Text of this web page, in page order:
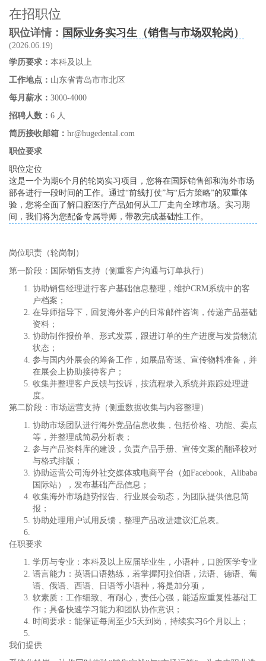
在招职位
职位详情： 国际业务实习生（销售与市场双轮岗）
(2026.06.19)
学历要求： 本科及以上
工作地点： 山东省青岛市市北区
每月薪水： 3000-4000
招聘人数： 6 人
简历接收邮箱： hr@hugedental.com
职位要求
职位定位
这是一个为期6个月的轮岗实习项目，您将在国际销售部和海外市场
部各进行一段时间的工作。通过“前线打仗”与“后方策略”的双重体
验，您将全面了解口腔医疗产品如何从工厂走向全球市场。实习期
间，我们将为您配备专属导师，带教完成基础性工作。
岗位职责（轮岗制）
第一阶段：国际销售支持（侧重客户沟通与订单执行）
协助销售经理进行客户基础信息整理，维护CRM系统中的客
户档案；
在导师指导下，回复海外客户的日常邮件咨询，传递产品基础
资料；
协助制作报价单、形式发票，跟进订单的生产进度与发货物流
状态；
参与国内外展会的筹备工作，如展品寄送、宣传物料准备，并
在展会上协助接待客户；
收集并整理客户反馈与投诉，按流程录入系统并跟踪处理进
度。
第二阶段：市场运营支持（侧重数据收集与内容整理）
协助市场团队进行海外竞品信息收集，包括价格、功能、卖点
等，并整理成简易分析表；
参与产品资料库的建设，负责产品手册、宣传文案的翻译校对
与格式排版；
协助运营公司海外社交媒体或电商平台（如Facebook、Alibaba
国际站），发布基础产品信息；
收集海外市场趋势报告、行业展会动态，为团队提供信息简
报；
协助处理用户试用反馈，整理产品改进建议汇总表。
任职要求
学历与专业：本科及以上应届毕业生，小语种，口腔医学专业
语言能力：英语口语熟练，若掌握阿拉伯语，法语、德语、葡
语、俄语、西语、日语等小语种，将是加分项，
软素质：工作细致、有耐心，责任心强，能适应重复性基础工
作；具备快速学习能力和团队协作意识；
时间要求：能保证每周至少5天到岗，持续实习6个月以上；
我们提供